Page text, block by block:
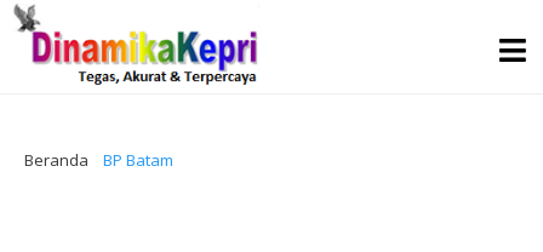
Beranda BP Batam